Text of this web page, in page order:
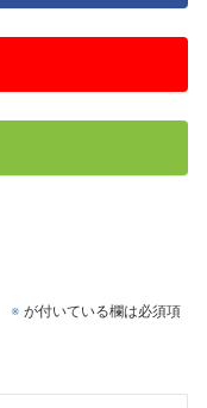
※ が付いている欄は必須項